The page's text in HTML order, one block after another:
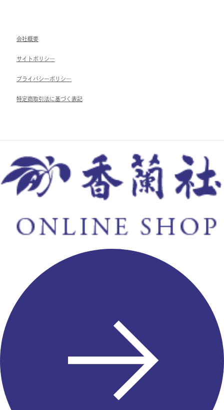
会社概要
サイトポリシ―
ブライパシーポリシ―
特定商取引法に基づく表記